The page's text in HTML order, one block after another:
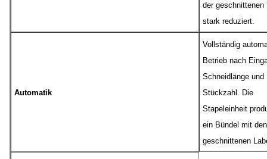
der geschnittenen
stark reduziert.
Automatik
Vollständig
Betrieb nach
Schneidlänge und
Stückzahl. Die
Stapeleinheit
ein Bündel mit den
geschnittenen